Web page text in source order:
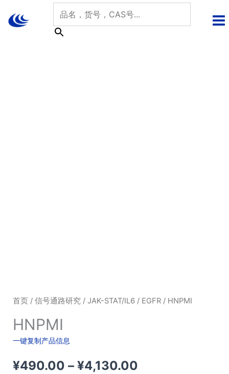
首页/ 信号通路研究/ JAK-STAT/IL6/ EGFR/ HNPMI
HNPMI
一键复制产品信息
¥490.00 – ¥4,130.00价